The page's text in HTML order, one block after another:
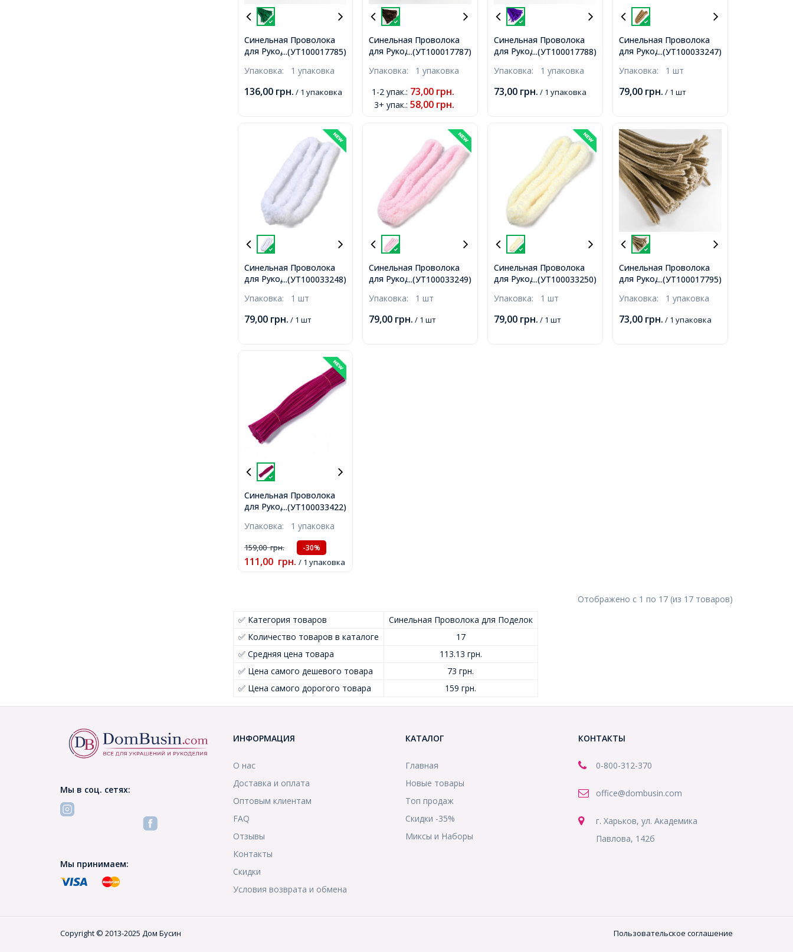
...(УТ100017785)
Синельная Проволока
для Рукоделия Мягкая,
зеленая, 300х5мм,
Упаковка: 1 упаковка
136,00 грн. / 1 упаковка
...(УТ100017787)
Синельная Проволока
для Рукоделия Мягкая,
300х5мм, 100шт/упак,
Упаковка: 1 упаковка
1-2 упак.: 73,00 грн.
3+ упак.: 58,00 грн.
...(УТ100017788)
Синельная Проволока
для Рукоделия Мягкая,
фиолетовая, 300х5мм,
Упаковка: 1 упаковка
73,00 грн. / 1 упаковка
...(УТ100033247)
Синельная Проволока
для Рукоделия Мягкая,
коричневая, 1400х17мм,
Упаковка: 1 шт
79,00 грн. / 1 шт
...(УТ100033248)
Синельная Проволока
для Рукоделия Мягкая,
1400х17мм,
Упаковка: 1 шт
79,00 грн. / 1 шт
...(УТ100033249)
Синельная Проволока
для Рукоделия Мягкая,
розовый, 1400х17мм,
Упаковка: 1 шт
79,00 грн. / 1 шт
...(УТ100033250)
Синельная Проволока
для Рукоделия Мягкая,
желтый, 1400х17мм,
Упаковка: 1 шт
79,00 грн. / 1 шт
...(УТ100017795)
Синельная Проволока
для Рукоделия, Мягкая,
300х5мм, 100шт/упак,
Упаковка: 1 упаковка
73,00 грн. / 1 упаковка
...(УТ100033422)
Синельная Проволока
для Рукоделия Мягкая,
красный, 300х5мм,
Упаковка: 1 упаковка
159,00грн. -30%
111,00 грн. / 1 упаковка
Отображено с 1 по 17 (из 17 товаров)
✅ Категория товаров
Синельная Проволока для Поделок
✅ Количество товаров в каталоге
17
✅ Средняя цена товара
113.13 грн.
✅ Цена самого дешевого товара
73 грн.
✅ Цена самого дорогого товара
159 грн.
Мы в соц. сетях:
Мы принимаем:
ИНФОРМАЦИЯ
О нас
Доставка и оплата
Оптовым клиентам
FAQ
Отзывы
Контакты
Скидки
Условия возврата и обмена
КАТАЛОГ
Главная
Новые товары
Топ продаж
Скидки -35%
Миксы и Наборы
КОНТАКТЫ
0-800-312-370
office@dombusin.com
г. Харьков, ул. Академика
Павлова, 142б
Copyright © 2013-2025 Дом Бусин Пользовательское соглашение